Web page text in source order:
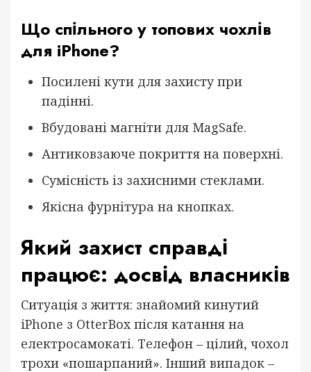
Що спільного у топових чохлів
для iPhone?
Посилені кути для захисту при
падінні.
Вбудовані магніти для MagSafe.
Антиковзаюче покриття на поверхні.
Сумісність із захисними стеклами.
Якісна фурнітура на кнопках.
Який захист справді
працює: досвід власників
Ситуація з життя: знайомий кинутий
iPhone з OtterBox після катання на
електросамокаті. Телефон – цілий, чохол
трохи «пошарпаний». Інший випадок –